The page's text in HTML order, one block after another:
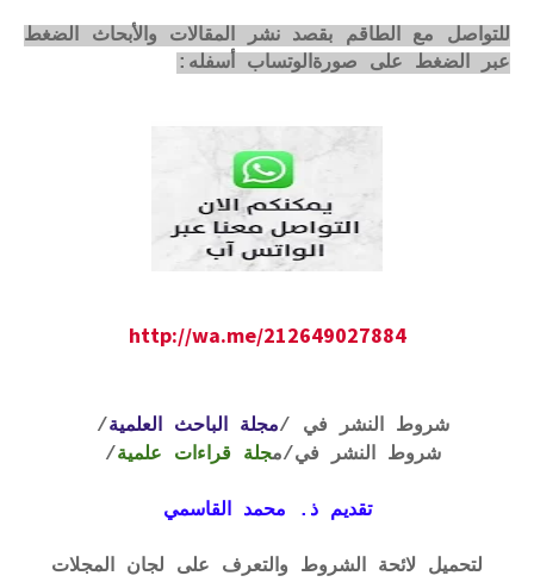
للتواصل مع الطاقم بقصد نشر المقالات والأبحاث الضغط
عبر الضغط على صورةالوتساب أسفله:
http://wa.me/212649027884
شروط النشر في /مجلة الباحث العلمية/
شروط النشر في/مجلة قراءات علمية/
تقديم ذ. محمد القاسمي
لتحميل لائحة الشروط والتعرف على لجان المجلات